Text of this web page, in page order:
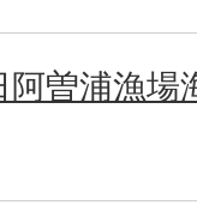
曽浦漁場